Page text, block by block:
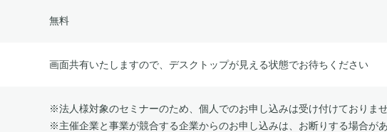
無料
画面共有いたしますので、デスクトップが見える状態でお待ちください
※法人様対象のセミナーのため、個人でのお申し込みは受け付けておりま
※主催企業と事業が競合する企業からのお申し込みは、お断りする場合が